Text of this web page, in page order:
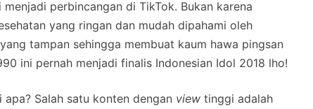
perbincangan di TikTok. Bukan karena
yang ringan dan mudah dipahami oleh
tampan sehingga membuat kaum hawa pingsan
ini pernah menjadi finalis Indonesian Idol 2018 lho!
Salah satu konten dengan view tinggi adalah